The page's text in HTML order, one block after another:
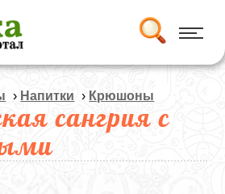
› Напитки › Крюшоны
сангрия с